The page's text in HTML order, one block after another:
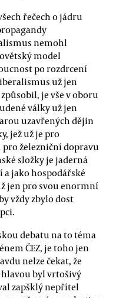
řečech o jádru
nemohl
model
po rozdrcení
už jen
je vše v oboru
války už jen
uzavřených dějin
jež už je pro
železniční dopravu
složky je jaderná
jako hospodářské
jen pro svou enormní
vždy zbylo dost
debatu na to téma
ČEZ, je toho jen
nelze čekat, že
hlavou byl vrtošivý
zapšklý nepřítel